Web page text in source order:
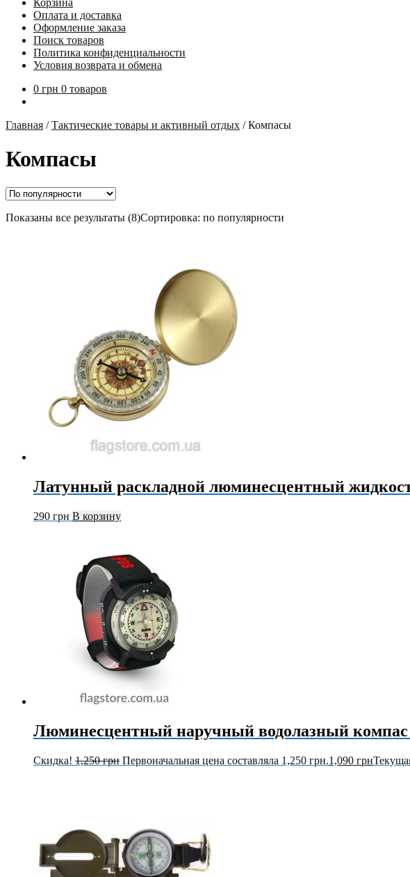
Корзина
Оплата и доставка
Оформление заказа
Поиск товаров
Политика конфиденциальности
Условия возврата и обмена
0 грн 0 товаров
Главная /Тактические товары и активный отдых /Компасы
Компасы
Показаны все результаты (8)Сортировка: по популярности
Латунный раскладной люминесцентный
290 грн В корзину
Люминесцентный наручный водолазный
Скидка! 1,250грн Первоначальная цена составляла 1,250 грн.1,090 грн